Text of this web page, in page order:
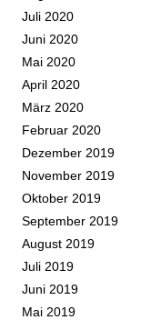
Juli 2020
Juni 2020
Mai 2020
April 2020
März 2020
Februar 2020
Dezember 2019
November 2019
Oktober 2019
September 2019
August 2019
Juli 2019
Juni 2019
Mai 2019